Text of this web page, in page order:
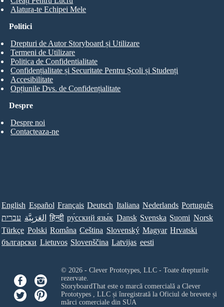
Alatura-te Echipei Mele
Despre
Despre noi
Contacteaza-ne
Politici
Drepturi de Autor Storyboard și Utilizare
Termeni de Utilizare
Politica de Confidentialitate
Confidențialitate și Securitate Pentru Școli și Studenți
Accesibilitate
Opțiunile Dvs. de Confidențialitate
English Español Français Deutsch Italiana Nederlands Português
עברית العَرَبِيَّة हिन्दी ру́сский язы́к Dansk Svenska Suomi Norsk
Türkçe Polski Româna Ceština Slovenský Magyar Hrvatski
български Lietuvos Slovenščina Latvijas eesti
© 2026 - Clever Prototypes, LLC - Toate drepturile
rezervate.
StoryboardThat este o marcă comercială a Clever
Prototypes , LLCși înregistrată la Oficiul de brevete și
mărci comerciale din SUA